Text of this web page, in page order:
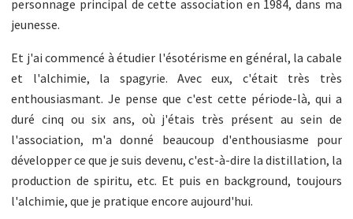
personnage principal de cette association en 1984, dans ma
jeunesse.
Et j'ai commencé à étudier l'ésotérisme en général, la cabale
et l'alchimie, la spagyrie. Avec eux, c'était très très
enthousiasmant. Je pense que c'est cette période-là, qui a
duré cinq ou six ans, où j'étais très présent au sein de
l'association, m'a donné beaucoup d'enthousiasme pour
développer ce que je suis devenu, c'est-à-dire la distillation, la
production de spiritu, etc. Et puis en background, toujours
l'alchimie, que je pratique encore aujourd'hui.